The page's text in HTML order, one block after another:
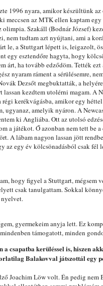
1996 nyara, amikor készültünk
meccsen az MTK ellen kaptam
Szakáll (Bodnár József)
nem tudtam azt nyújtani, ami a
le, a Stuttgart lépett is, leigazolt,
egy esztendőre hagyta, hogy
ha tovább edződöm. Tették ezt
nyaram ráment a sérülésemre,
Dezsőt megbuktatták, a
kezdtem utolérni magam. A
kerékvágásba, amikor egy
ugyanaz, amelyik nyáron. A
ki Angliába. Ott az utolsó
játékot. Ő azonban nem tett be a
A lábam nagyon lassan jött
az egy év kölcsönadásból csak fél
hogy figyel a Stuttgart, mégsem
csak tanulgattam. Sokkal
nyelvet.
gyermekeim anyja lett. Ez
támogatott, minden
a csapatba kerüléssel is, hiszen
Balakovval játszottál egy
Joachim Löw volt. Én pedig